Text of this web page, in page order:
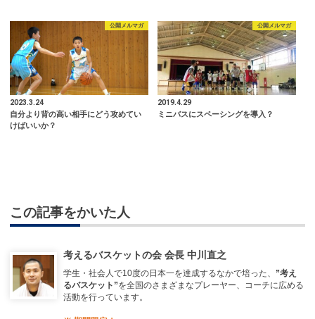
公開メルマガ
2023.3.24
自分より背の高い相手にどう攻めてい
けばいいか？
公開メルマガ
2019.4.29
ミニバスにスペーシングを導入？
この記事をかいた人
考えるバスケットの会 会長 中川直之
学生・社会人で10度の日本一を達成するなかで培った、 ”考え
るバスケット”を全国のさまざまなプレーヤー、コーチに広める
活動を行っています。